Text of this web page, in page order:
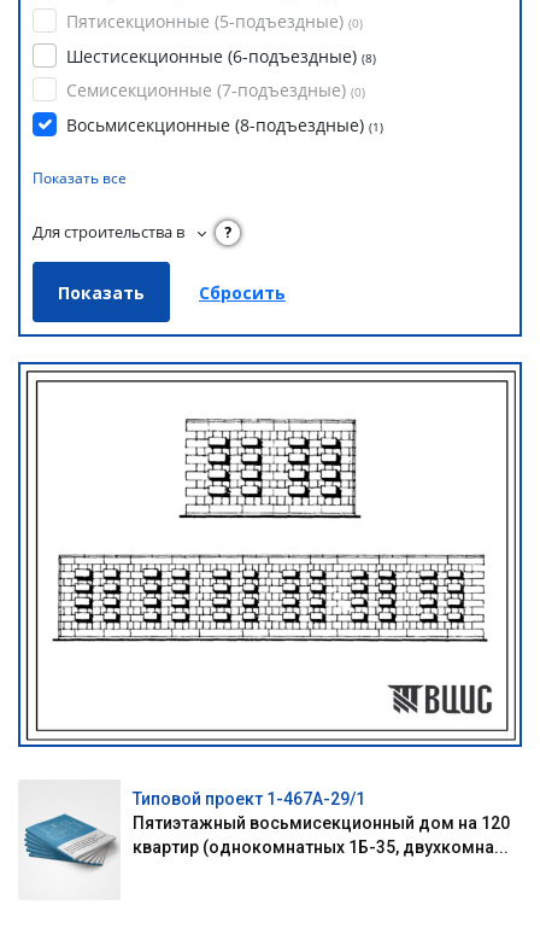
Пятисекционные (5-подъездные) (0)
Шестисекционные (6-подъездные) (8)
Семисекционные (7-подъездные) (0)
Восьмисекционные (8-подъездные) (1)
Показать все
Для строительства в ?
Типовой проект 1-467А-29/1
Пятиэтажный восьмисекционный дом на 120
квартир (однокомнатных 1Б-35, двухкомна...